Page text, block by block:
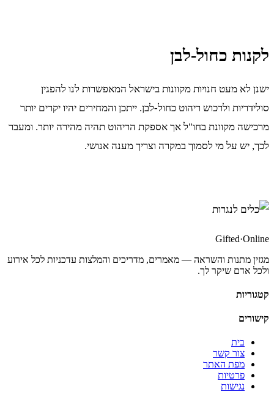
לקנות כחול-לבן
ישנן לא מעט חנויות מקוונות בישראל המאפשרות לנו להפגין
סולידריות ולרכוש ריהוט כחול-לבן. ייתכן והמחירים יהיו יקרים יותר
מרכישה מקוונת בחו"ל אך אספקת הריהוט תהיה מהירה יותר. ומעבר
לכך, יש על מי לסמוך במקרה וצריך מענה אנושי.
Gifted·Online
מגזין מתנות והשראה — מאמרים, מדריכים והמלצות עדכניות לכל אירוע
ולכל אדם שיקר לך.
קטגוריות
קישורים
בית
צור קשר
מפת האתר
פרטיות
נגישות